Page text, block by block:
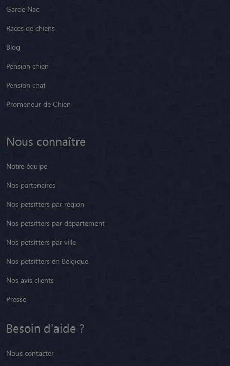
Garde Nac
Races de chiens
Blog
Pension chien
Pension chat
Promeneur de Chien
Nous connaître
Notre équipe
Nos partenaires
Nos petsitters par région
Nos petsitters par département
Nos petsitters par ville
Nos petsitters en Belgique
Nos avis clients
Presse
Besoin d'aide ?
Nous contacter